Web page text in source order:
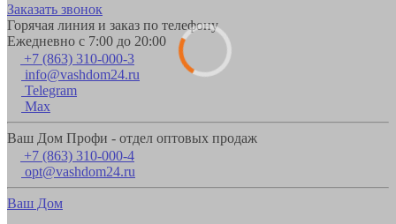
Заказать звонок
Горячая линия и заказ по телефону
Ежедневно с 7:00 до 20:00
+7 (863) 310-000-3
info@vashdom24.ru
Telegram
Max
Ваш Дом Профи - отдел оптовых продаж
+7 (863) 310-000-4
opt@vashdom24.ru
Ваш Дом